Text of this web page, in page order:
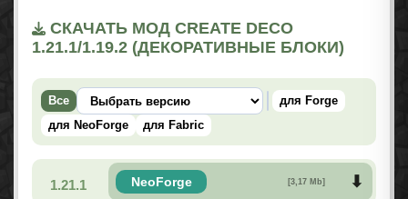
СКАЧАТЬ МОД CREATE DECO
1.21.1/1.19.2 (ДЕКОРАТИВНЫЕ БЛОКИ)
Все
для Forge
для NeoForge
для Fabric
1.21.1 NeoForge [3,17 Mb]